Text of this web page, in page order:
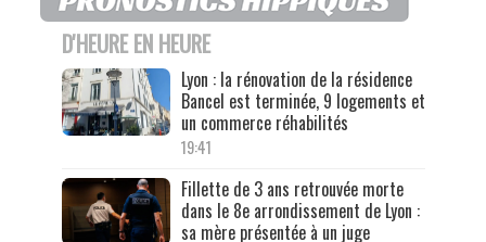
D'HEURE EN HEURE
Lyon : la rénovation de la résidence
Bancel est terminée, 9 logements et
un commerce réhabilités
19:41
Fillette de 3 ans retrouvée morte
dans le 8e arrondissement de Lyon :
sa mère présentée à un juge